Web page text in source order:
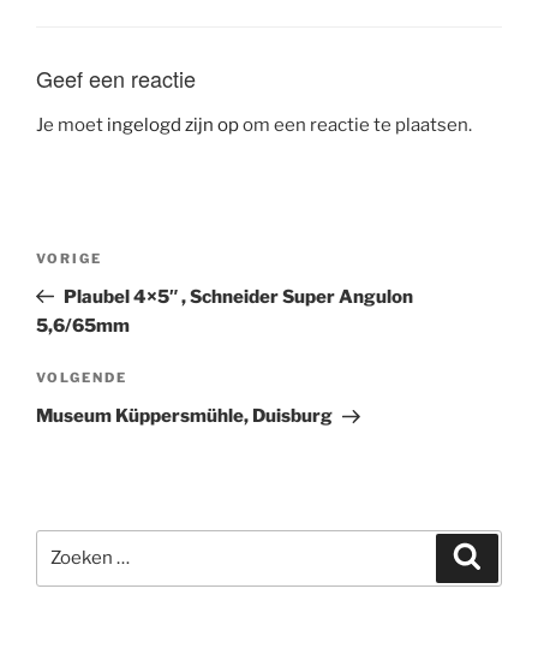
Geef een reactie
Je moet ingelogd zijn opom een reactie te plaatsen.
Bericht
Vorig
bericht
VORIGE
Plaubel 4×5″ , Schneider Super Angulon
5,6/65mm
Volgend
bericht
VOLGENDE
Museum Küppersmühle, Duisburg
naar: